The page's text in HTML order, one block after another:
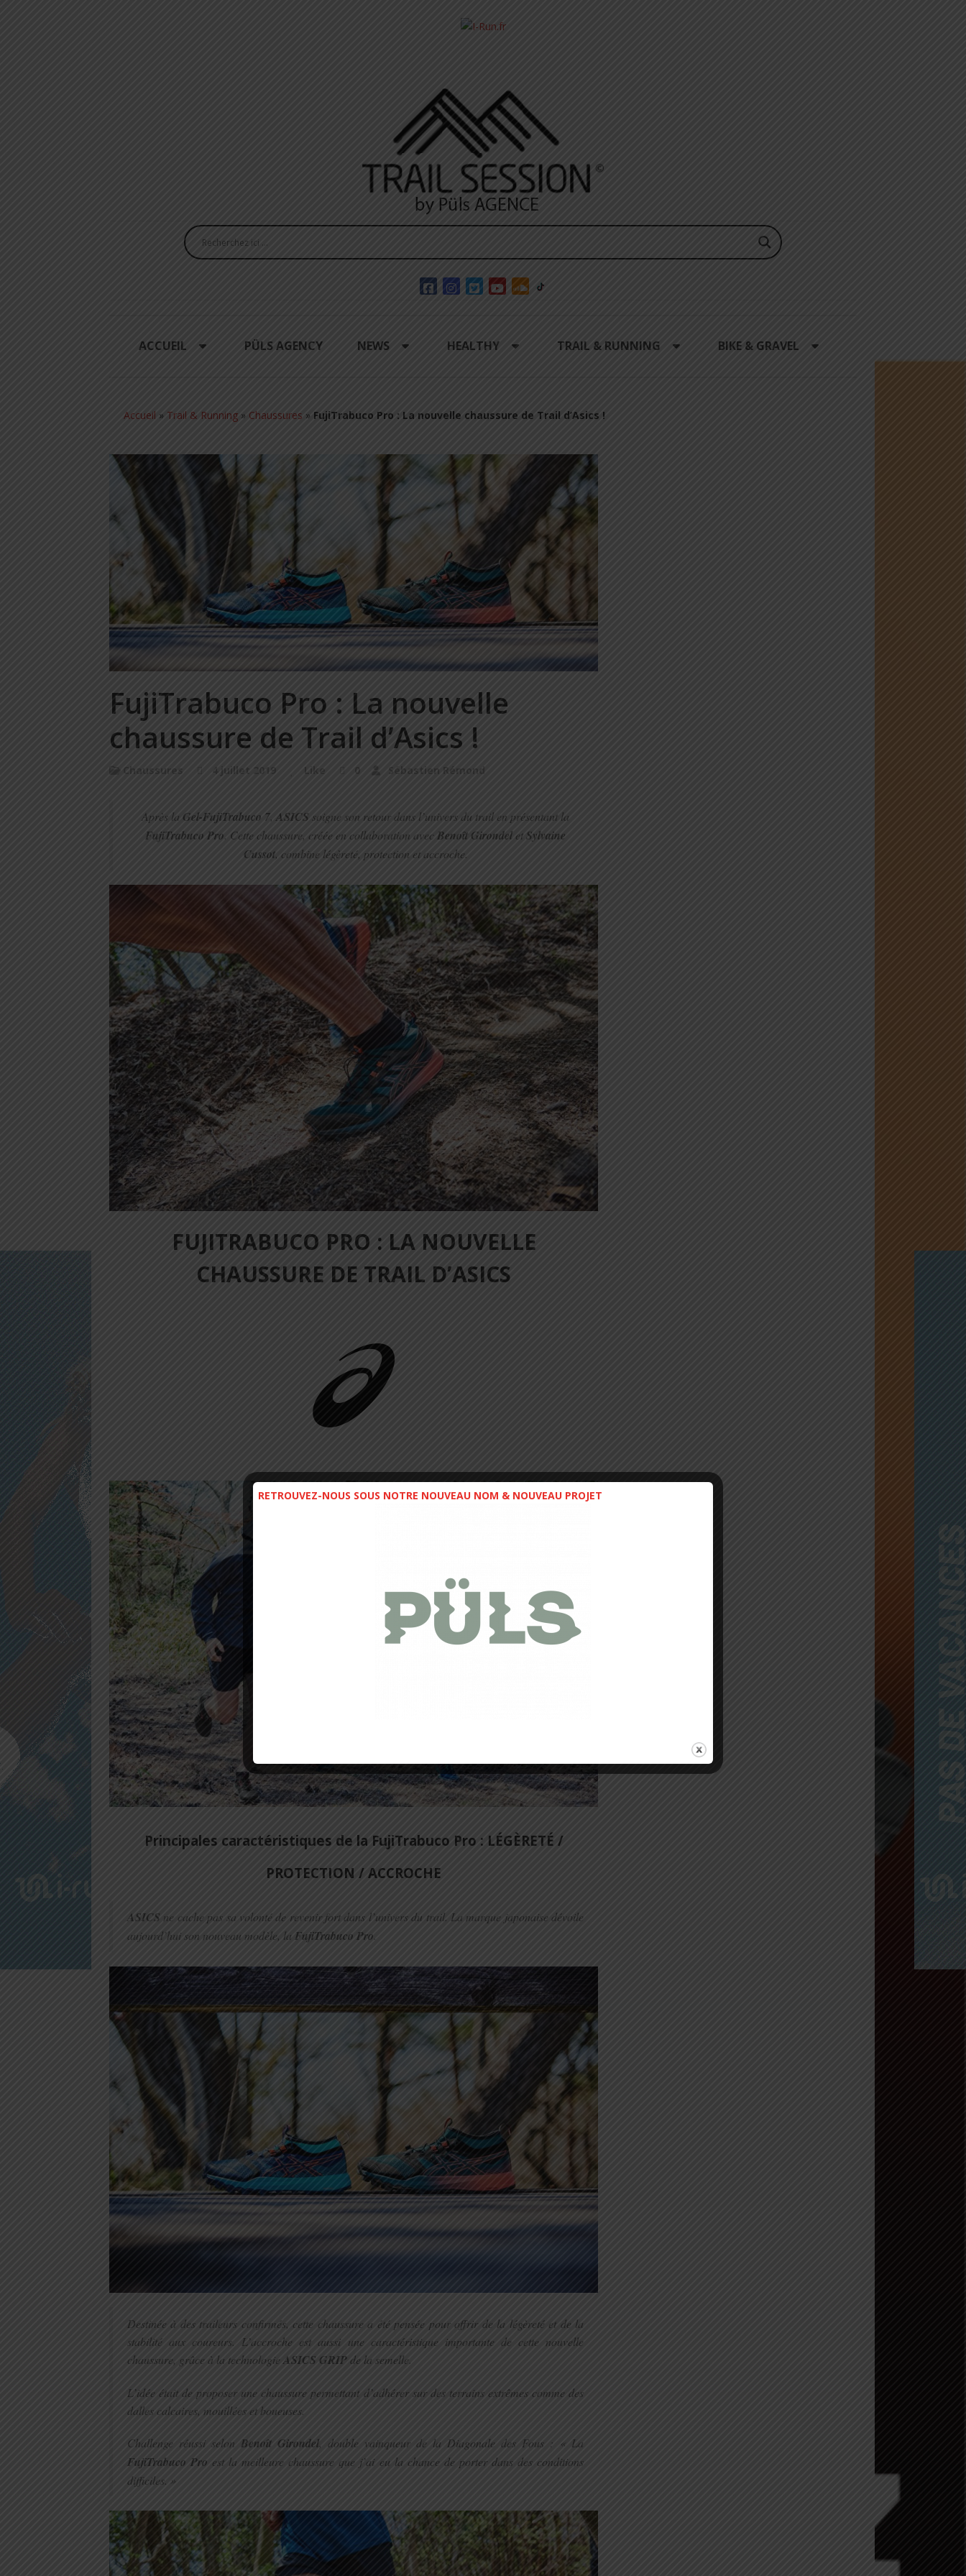
ACCUEIL PÜLS AGENCY NEWS HEALTHY TRAIL & RUNNING BIKE & GRAVEL
Accueil » Trail & Running » Chaussures » FujiTrabuco Pro : La nouvelle chaussure de Trail d’Asics !
FujiTrabuco Pro : La nouvelle
chaussure de Trail d’Asics !
Chaussures 4 juillet 2019 Like 0 Sébastien Rémond
Après la Gel-FujiTrabuco 7,ASICS soigne son retour dans l’univers du trail en présentant la
FujiTrabuco Pro. Cette chaussure, créée en collaboration avecBenoît GirondeletSylvaine
Cussot, combine légèreté, protection et accroche.
FUJITRABUCO PRO : LA NOUVELLE
CHAUSSURE DE TRAIL D’ASICS
Principales caractéristiques de la FujiTrabuco Pro : LÉGÈRETÉ /
PROTECTION / ACCROCHE
ASICS ne cache pas sa volonté de revenir fort dans l’univers du trail. La marque japonaise dévoile
aujourd’hui son nouveau modèle, la FujiTrabuco Pro
Destinée à des traileurs confirmés, cette chaussure a été pensée pour offrir de la légèreté et de la
stabilité aux coureurs. L’accroche est aussi une caractéristique importante de cette nouvelle
chaussure, grâce à la technologieASICS GRIPde la semelle.
L’idée était de proposer une chaussure permettant d’adhérer sur des terrains extrêmes comme des
dalles calcaires, mouillées et boueuses.
Challenge réussi selon Benoît Girondel, double vainqueur de la Diagonale des Fous : « La
FujiTrabuco Pro est la meilleure chaussure que j’ai eu la chance de porter dans des conditions
difficiles. »
RETROUVEZ-NOUS SOUS NOTRE NOUVEAU NOM & NOUVEAU PROJET